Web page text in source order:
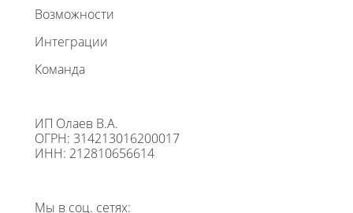
Возможности
Интеграции
Команда
ИП Олаев В.А.
ОГРН: 314213016200017
ИНН: 212810656614
Мы в соц. сетях: